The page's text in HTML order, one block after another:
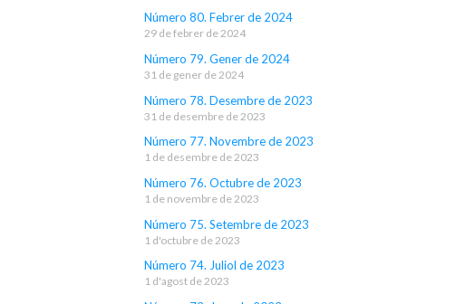
Número 80. Febrer de 2024
29 de febrer de 2024
Número 79. Gener de 2024
31 de gener de 2024
Número 78. Desembre de 2023
31 de desembre de 2023
Número 77. Novembre de 2023
1 de desembre de 2023
Número 76. Octubre de 2023
1 de novembre de 2023
Número 75. Setembre de 2023
1 d'octubre de 2023
Número 74. Juliol de 2023
1 d'agost de 2023